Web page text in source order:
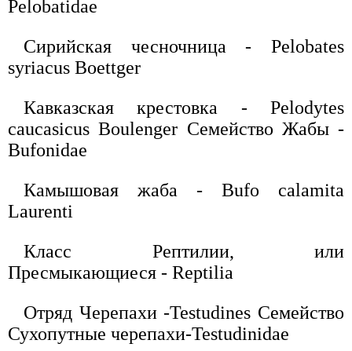
Pelobatidae
Сирийская чесночница - Pelobates
syriacus Boettger
Кавказская крестовка - Pelodytes
caucasicus Boulenger Семейство Жабы -
Bufonidae
Камышовая жаба - Bufo calamita
Laurenti
Класс Рептилии, или
Пресмыкающиеся - Reptilia
Отряд Черепахи -Testudines Семейство
Сухопутные черепахи-Testudinidae